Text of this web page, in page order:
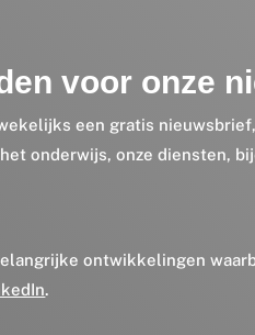
voor onze
een gratis
onderwijs, onze diensten,
ontwikkelingen
.